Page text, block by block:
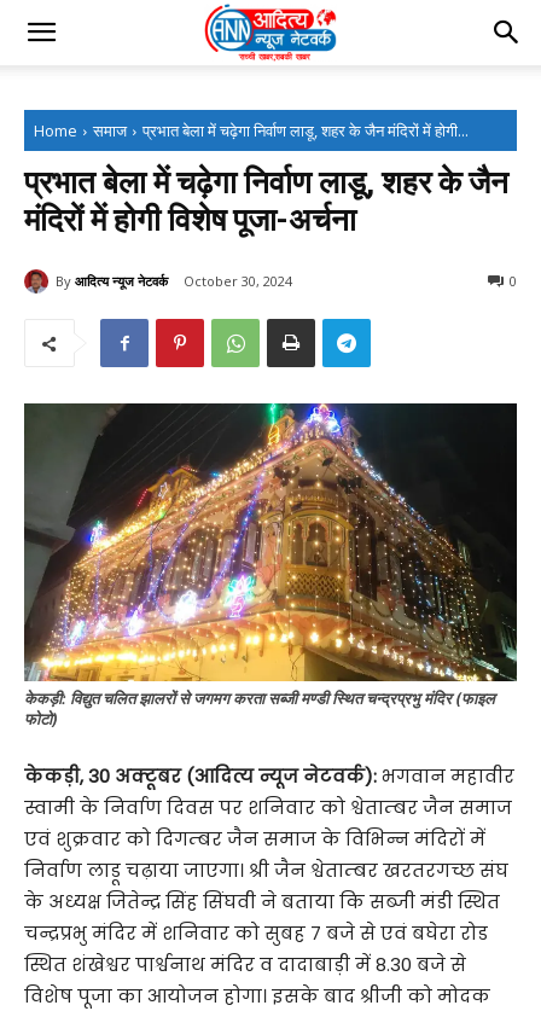
Home समाज प्रभात बेला में चढ़ेगा निर्वाण लाडू, शहर के जैन मंदिरों में होगी...
प्रभात बेला में चढ़ेगा निर्वाण लाडू, शहर के जैन
मंदिरों में होगी विशेष पूजा-अर्चना
By आदित्य न्यूज नेटवर्क October 30, 2024 0
केकड़ी: विद्युत चलित झालरों से जगमग करता सब्जी मण्डी स्थित चन्द्रप्रभु मंदिर (फाइल
फोटो)
केकड़ी,30 अक्टूबर (आदित्य न्यूज नेटवर्क):भगवान महावीर
स्वामी के निर्वाण दिवस पर शनिवार को श्वेताम्बर जैन समाज
एवं शुक्रवार को दिगम्बर जैन समाज के विभिन्न मंदिरों में
निर्वाण लाडू चढ़ाया जाएगा। श्री जैन श्वेताम्बर खरतरगच्छ संघ
के अध्यक्ष जितेन्द्र सिंह सिंघवी ने बताया कि सब्जी मंडी स्थित
चन्द्रप्रभु मंदिर में शनिवार को सुबह 7 बजे से एवं बघेरा रोड
स्थित शंखेश्वर पार्श्वनाथ मंदिर व दादाबाड़ी में 8.30 बजे से
विशेष पूजा का आयोजन होगा। इसके बाद श्रीजी को मोदक